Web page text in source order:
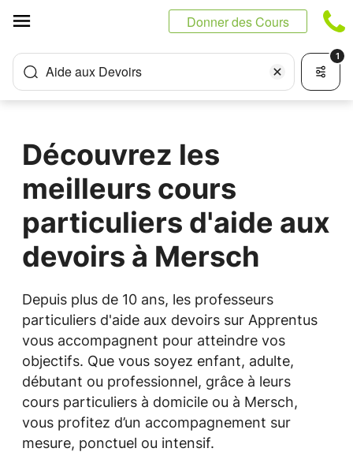
Donner des Cours
Aide aux Devoirs
1
Découvrez les
meilleurs cours
particuliers d'aide aux
devoirs à Mersch
Depuis plus de 10 ans, les professeurs
particuliers d'aide aux devoirs sur Apprentus
vous accompagnent pour atteindre vos
objectifs. Que vous soyez enfant, adulte,
débutant ou professionnel, grâce à leurs
cours particuliers à domicile ou à Mersch,
vous profitez d’un accompagnement sur
mesure, ponctuel ou intensif.